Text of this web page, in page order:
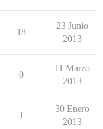
18
23 Junio
2013
0
11 Marzo
2013
1
30 Enero
2013